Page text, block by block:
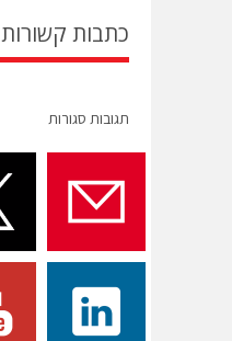
כתבות קשורות
תגובות סגורות